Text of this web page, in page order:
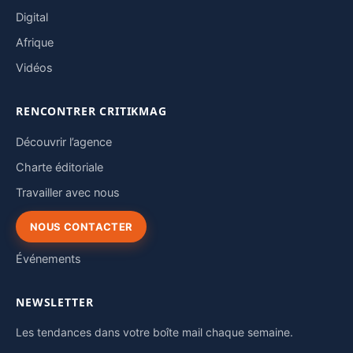
Digital
Afrique
Vidéos
RENCONTRER CRITIKMAG
Découvrir l’agence
Charte éditoriale
Travailler avec nous
NOUS CONTACTER
Événements
NEWSLETTER
Les tendances dans votre boîte mail chaque semaine.